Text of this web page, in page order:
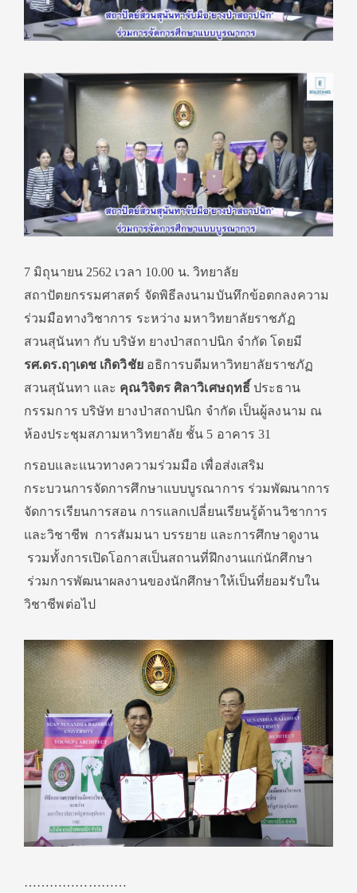
7 มิถุนายน 2562 เวลา 10.00 น. วิทยาลัย
สถาปัตยกรรมศาสตร์ จัดพิธีลงนามบันทึกข้อตกลงความ
ร่วมมือทางวิชาการ ระหว่าง มหาวิทยาลัยราชภัฏ
สวนสุนันทา กับ บริษัท ยางป่าสถาปนิก จำกัด โดยมี
รศ.ดร.ฤๅเดช เกิดวิชัยอธิการบดีมหาวิทยาลัยราชภัฏ
สวนสุนันทา และ คุณวิจิตร ศิลาวิเศษฤทธิ์ ประธาน
กรรมการ บริษัท ยางป่าสถาปนิก จำกัด เป็นผู้ลงนาม ณ
ห้องประชุมสภามหาวิทยาลัย ชั้น 5 อาคาร 31
กรอบและแนวทางความร่วมมือ เพื่อส่งเสริม
กระบวนการจัดการศึกษาแบบบูรณาการ ร่วมพัฒนาการ
จัดการเรียนการสอน การแลกเปลี่ยนเรียนรู้ด้านวิชาการ
และวิชาชีพ การสัมมนา บรรยาย และการศึกษาดูงาน
รวมทั้งการเปิดโอกาสเป็นสถานที่ฝึกงานแก่นักศึกษา
ร่วมการพัฒนาผลงานของนักศึกษาให้เป็นที่ยอมรับใน
วิชาชีพต่อไป
……………………